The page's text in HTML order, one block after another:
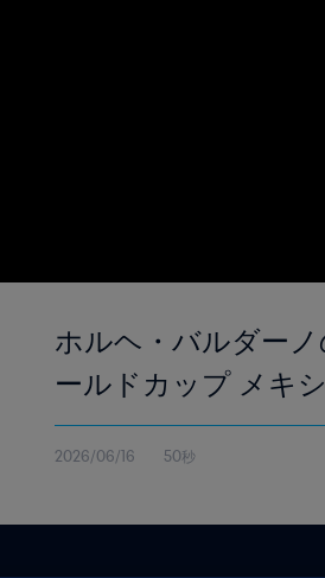
ホルヘ・バルダー
ールドカップ メキ
2026/06/16 50秒